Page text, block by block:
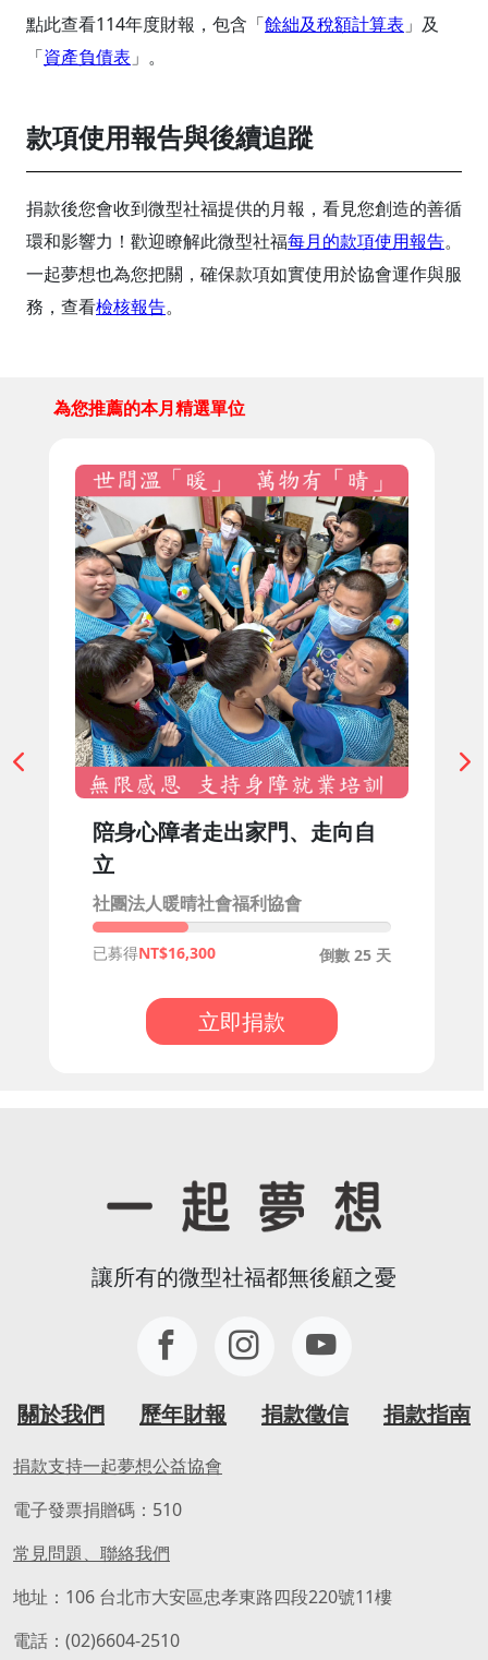
點此查看114年度財報，包含「餘絀及稅額計算表 」及
「資產負債表 」。
款項使用報告與後續追蹤
捐款後您會收到微型社福提供的月報，看見您創造的善循
環和影響力！歡迎瞭解此微型社福每月的款項使用報告。
一起夢想也為您把關，確保款項如實使用於協會運作與服
務，查看檢核報告。
為您推薦的本月精選單位
陪身心障者走出家門、走向自
立
社團法人暖晴社會福利協會
倒數 25 天
已募得 16,300
立即捐款
讓所有的微型社福都無後顧之憂
關於我們 歷年財報 捐款徵信 捐款指南
捐款支持一起夢想公益協會
電子發票捐贈碼：510
常見問題、聯絡我們
地址：106 台北市大安區忠孝東路四段220號11樓
電話：(02)6604-2510